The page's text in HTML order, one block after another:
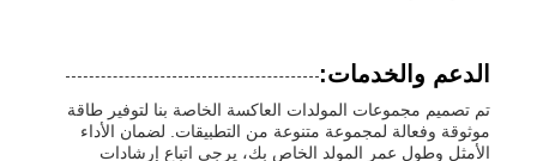
الدعم والخدمات:
تم تصميم مجموعات المولدات العاكسة الخاصة بنا لتوفير طاقة
موثوقة وفعالة لمجموعة متنوعة من التطبيقات. لضمان الأداء
الأمثل وطول عمر المولد الخاص بك، يرجى اتباع إرشادات